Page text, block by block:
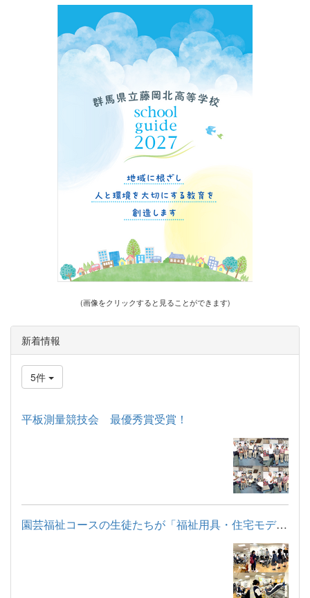
(画像をクリックすると見ることができます)
新着情報
5件
平板測量競技会 最優秀賞受賞！
園芸福祉コースの生徒たちが「福祉用具・住宅モデルルーム見学」...